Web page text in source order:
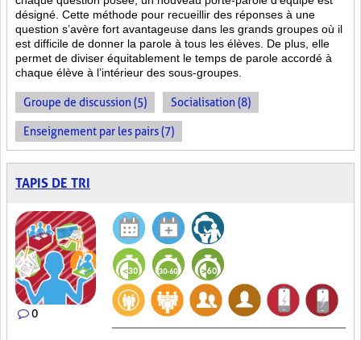
désigné. Cette méthode pour recueillir des réponses à une
question s’avère fort avantageuse dans les grands groupes où il
est difficile de donner la parole à tous les élèves. De plus, elle
permet de diviser équitablement le temps de parole accordé à
chaque élève à l’intérieur des sous-groupes.
Groupe de discussion (5) Socialisation (8)
Enseignement par les pairs (7)
TAPIS DE TRI
0